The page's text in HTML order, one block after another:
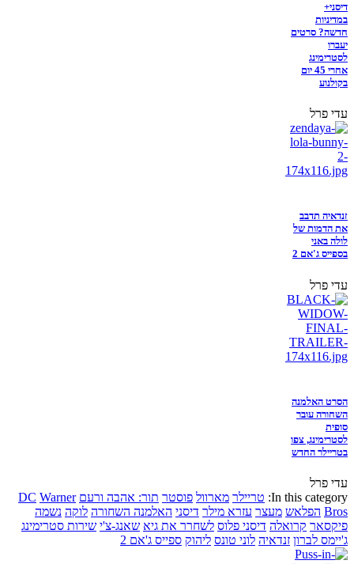
דיסני+
במדיניות
חדשה? סרטים
יעברו
לסטרימינג
אחרי 45 יום
בקולנוע
עדי פרל
זנדאיה תדבב
את הדמות של
לולה באני
בספייס ג'אם 2
עדי פרל
הסרט האלמנה
השחורה עובר
סופית
לסטרימינג, צפו
בטריילר החדש
עדי פרל
In this category: טריילר מארוול פוסטר תור: אהבה ורעם DC Warner
Bros הפלאש מעצר עזרא מילר דיסני האלמנה השחורה לוקה נשמה
פיקסאר קרואלה דיסני פלוס לשחרר את גיא שאנג-צ'י שירות סטרימינג
ג'יימס לברון זנדאיה לוני טונס ליהוק ספייס ג'אם 2